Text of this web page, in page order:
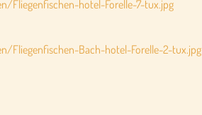
Fliegenfischen-hotel-Forelle-7-tux.jpg
Fliegenfischen-Bach-hotel-Forelle-2-tux.jpg